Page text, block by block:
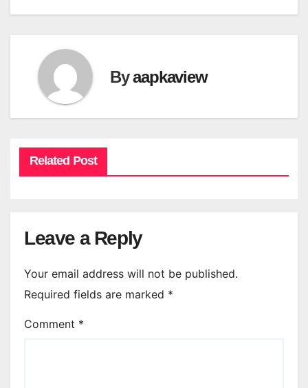
Byaapkaview
Related Post
Leave a Reply
Your email address will not be published.
Required fields are marked *
Comment *